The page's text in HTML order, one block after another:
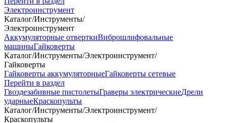
Электроинструмент
Каталог/Инструменты/
Электроинструмент
Аккумуляторные отверткиВиброшлифовальные
машиныГайковерты
Каталог/Инструменты/Электроинструмент/
Гайковерты
Гайковерты аккумуляторныеГайковерты сетевые
Перейти в раздел
Гвоздезабивные пистолетыГраверы электрическиеДрели
ударныеКраскопульты
Каталог/Инструменты/Электроинструмент/
Краскопульты